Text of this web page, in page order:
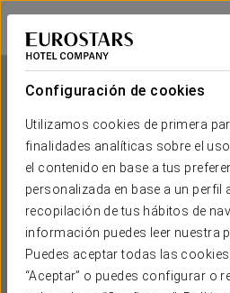
Configuración de cookies
Utilizamos cookies de primera
finalidades analíticas sobre el
el contenido en base a tus
personalizada en base a un perfil
recopilación de tus hábitos de
información puedes leer nuestra
Puedes aceptar todas las
“Aceptar” o puedes configurar o
Eurostars La Pleta
LLEIDA - BAQUEIRA
Eurostars
LLEIDA -